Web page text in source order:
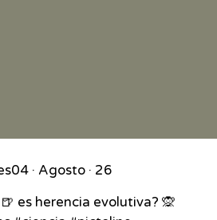
04 · Agosto · 26
es herencia evolutiva? 🙊